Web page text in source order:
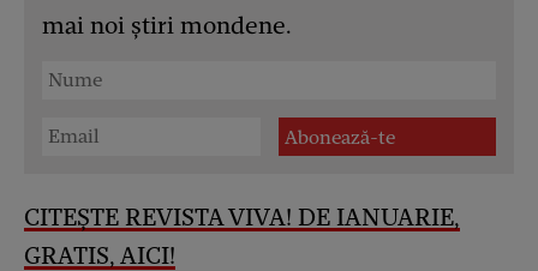
mai noi știri mondene.
CITEȘTE REVISTA VIVA! DE IANUARIE,
GRATIS, AICI!